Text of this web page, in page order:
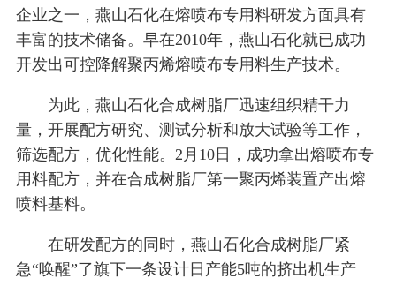
企业之一，燕山石化在熔喷布专用料研发方面具有
丰富的技术储备。早在2010年，燕山石化就已成功
开发出可控降解聚丙烯熔喷布专用料生产技术。
为此，燕山石化合成树脂厂迅速组织精干力
量，开展配方研究、测试分析和放大试验等工作，
筛选配方，优化性能。2月10日，成功拿出熔喷布专
用料配方，并在合成树脂厂第一聚丙烯装置产出熔
喷料基料。
在研发配方的同时，燕山石化合成树脂厂紧
急“唤醒”了旗下一条设计日产能5吨的挤出机生产